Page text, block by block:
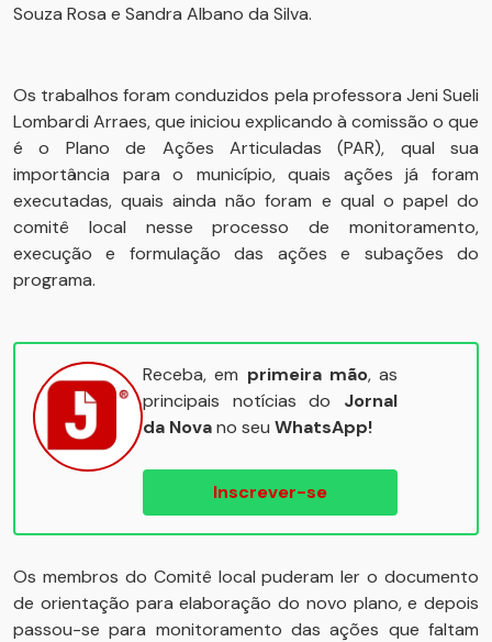
Souza Rosa e Sandra Albano da Silva.
Os trabalhos foram conduzidos pela professora Jeni Sueli
Lombardi Arraes, que iniciou explicando à comissão o que
é o Plano de Ações Articuladas (PAR), qual sua
importância para o município, quais ações já foram
executadas, quais ainda não foram e qual o papel do
comitê local nesse processo de monitoramento,
execução e formulação das ações e subações do
programa.
Receba, em primeira mão, as
principais notícias do Jornal
da Novano seu WhatsApp!
Inscrever-se
Os membros do Comitê local puderam ler o documento
de orientação para elaboração do novo plano, e depois
passou-se para monitoramento das ações que faltam